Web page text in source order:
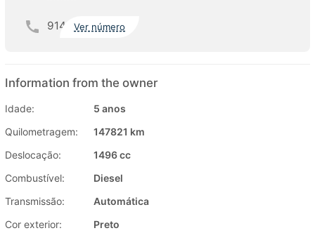
914 Ver número
Information from the owner
Idade:
5 anos
Quilometragem:
147821 km
Deslocação:
1496 cc
Combustível:
Diesel
Transmissão:
Automática
Cor exterior:
Preto